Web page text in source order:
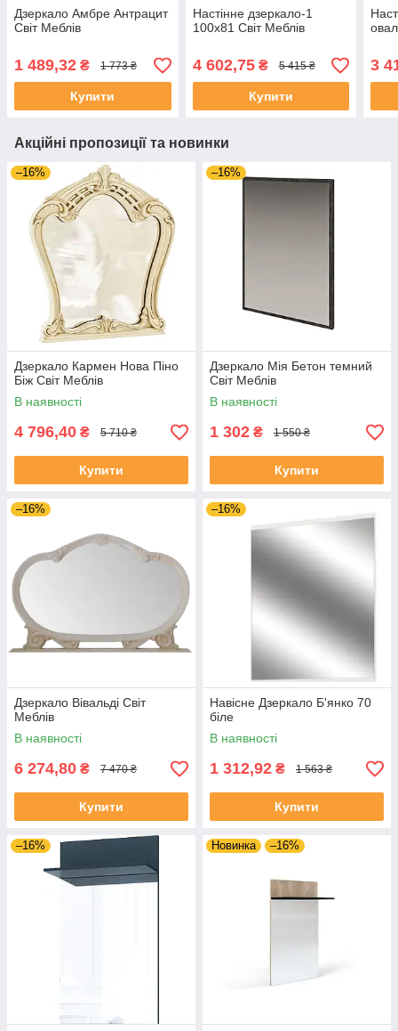
Дзеркало Амбре Антрацит
Світ Меблів
1 489,32 ₴ 1 773 ₴
Купити
Настінне дзеркало-1
100х81 Світ Меблів
4 602,75₴ 5 415 ₴
Купити
3
Акційні пропозиції та новинки
–16%
Дзеркало Кармен Нова Піно
Біж Світ Меблів
В наявності
4 796,40 ₴ 5 710 ₴
Купити
–16%
Дзеркало Мія Бетон темний
Світ Меблів
В наявності
1 302 ₴ 1 550 ₴
Купити
–16%
Дзеркало Вівальді Світ
Меблів
В наявності
6 274,80 ₴ 7 470 ₴
Купити
–16%
Навісне Дзеркало Б'янко 70
біле
В наявності
1 312,92 ₴ 1 563 ₴
Купити
–16% Новинка –16%